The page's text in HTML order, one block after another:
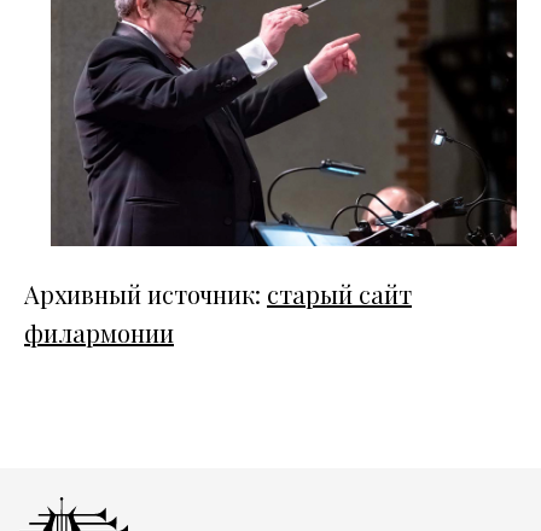
Архивный источник: старый сайт
филармонии